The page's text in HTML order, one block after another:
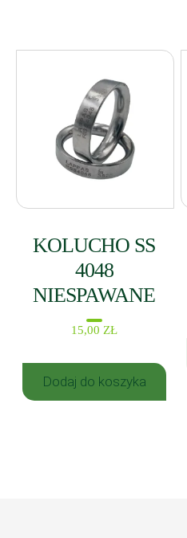
KOLUCHO SS
4048
NIESPAWANE
15,00 ZŁ
Dodaj do koszyka